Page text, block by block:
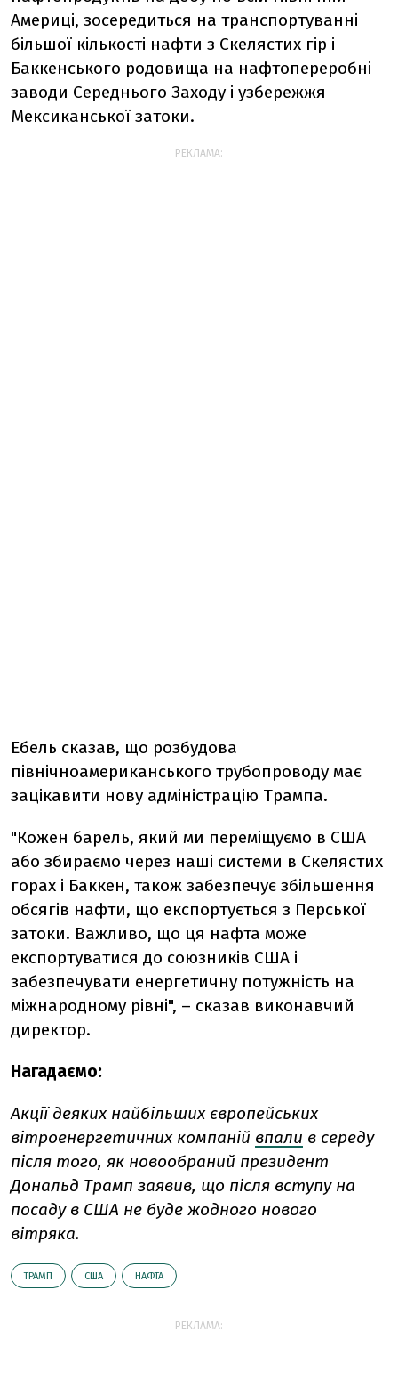
Америці, зосередиться на транспортуванні
більшої кількості нафти з Скелястих гір і
Баккенського родовища на нафтопереробні
заводи Середнього Заходу і узбережжя
Мексиканської затоки.
РЕКЛАМА:
Ебель сказав, що розбудова
північноамериканського трубопроводу має
зацікавити нову адміністрацію Трампа.
"Кожен барель, який ми переміщуємо в США
або збираємо через наші системи в Скелястих
горах і Баккен, також забезпечує збільшення
обсягів нафти, що експортується з Перської
затоки. Важливо, що ця нафта може
експортуватися до союзників США і
забезпечувати енергетичну потужність на
міжнародному рівні", – сказав виконавчий
директор.
Нагадаємо:
Акції деяких найбільших європейських
вітроенергетичних компаній впали в середу
після того, як новообраний президент
Дональд Трамп заявив, що після вступу на
посаду в США не буде жодного нового
вітряка.
ТРАМП США НАФТА
РЕКЛАМА: